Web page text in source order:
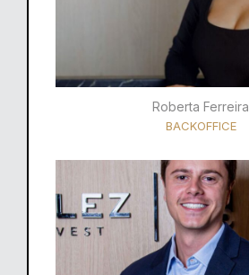
Roberta Ferreira
BACKOFFICE